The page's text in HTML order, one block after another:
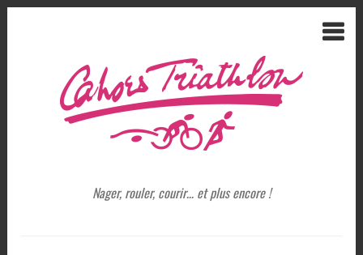
Nager, rouler, courir… et plus encore !